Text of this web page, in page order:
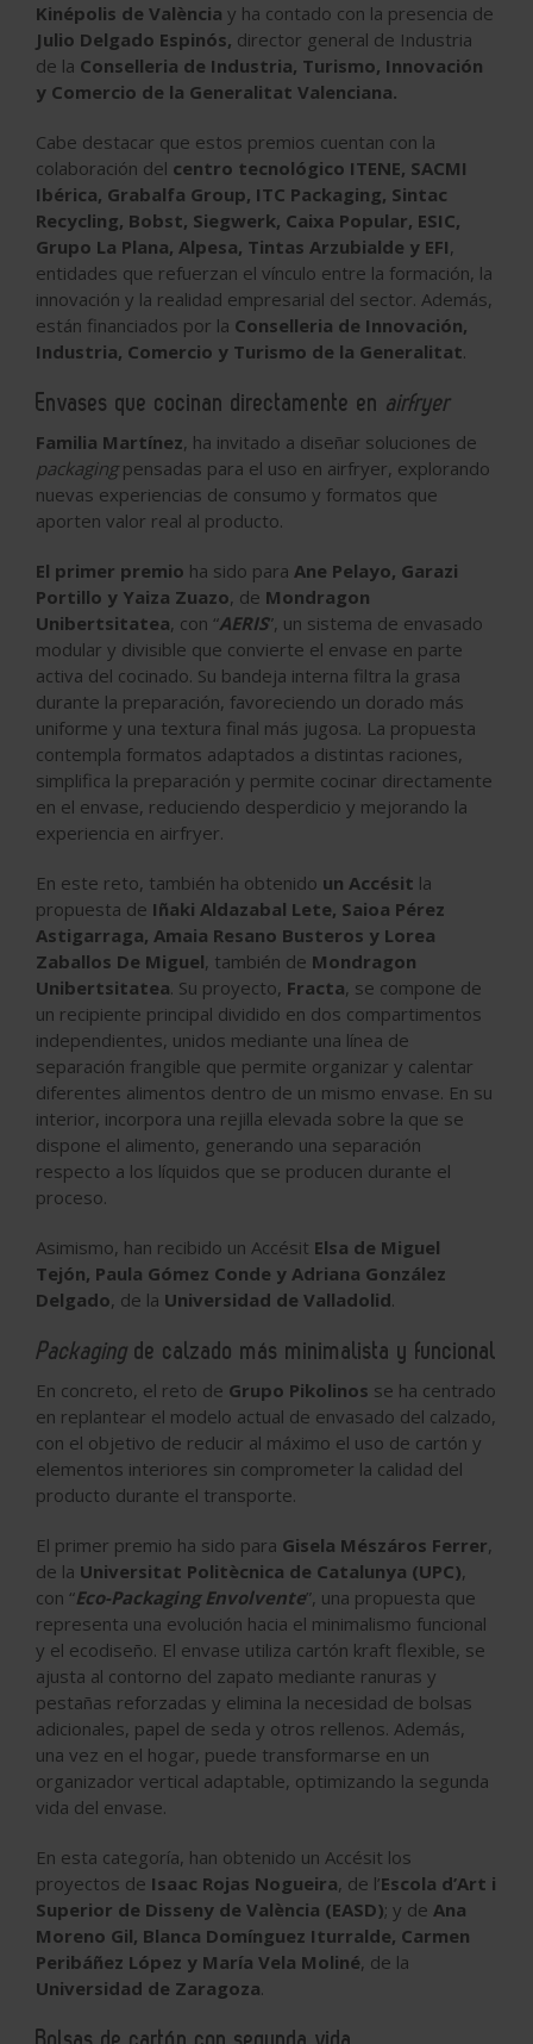
Kinépolis de València y ha contado con la presencia de
Julio Delgado Espinós, director general de Industria
de la Conselleria de Industria, Turismo, Innovación
y Comercio de la Generalitat Valenciana.
Cabe destacar que estos premios cuentan con la
colaboración del centro tecnológico ITENE, SACMI
Ibérica, Grabalfa Group, ITC Packaging, Sintac
Recycling, Bobst, Siegwerk, Caixa Popular, ESIC,
Grupo La Plana, Alpesa, Tintas Arzubialde y EFI,
entidades que refuerzan el vínculo entre la formación, la
innovación y la realidad empresarial del sector. Además,
están financiados por la Conselleria de Innovación,
Industria, Comercio y Turismo de la Generalitat.
Envases que cocinan directamente en airfryer
Familia Martínez, ha invitado a diseñar soluciones de
packagingpensadas para el uso en airfryer, explorando
nuevas experiencias de consumo y formatos que
aporten valor real al producto.
El primer premio ha sido para Ane Pelayo, Garazi
Portillo y Yaiza Zuazo, de Mondragon
Unibertsitatea, con “AERIS”, un sistema de envasado
modular y divisible que convierte el envase en parte
activa del cocinado. Su bandeja interna filtra la grasa
durante la preparación, favoreciendo un dorado más
uniforme y una textura final más jugosa. La propuesta
contempla formatos adaptados a distintas raciones,
simplifica la preparación y permite cocinar directamente
en el envase, reduciendo desperdicio y mejorando la
experiencia en airfryer.
En este reto, también ha obtenido un Accésit la
propuesta de Iñaki Aldazabal Lete, Saioa Pérez
Astigarraga, Amaia Resano Busteros y Lorea
Zaballos De Miguel, también de Mondragon
Unibertsitatea. Su proyecto, Fracta, se compone de
un recipiente principal dividido en dos compartimentos
independientes, unidos mediante una línea de
separación frangible que permite organizar y calentar
diferentes alimentos dentro de un mismo envase. En su
interior, incorpora una rejilla elevada sobre la que se
dispone el alimento, generando una separación
respecto a los líquidos que se producen durante el
proceso.
Asimismo, han recibido un Accésit Elsa de Miguel
Tejón, Paula Gómez Conde y Adriana González
Delgado, de la Universidad de Valladolid.
Packaging de calzado más minimalista y funcional
En concreto, el reto de Grupo Pikolinos se ha centrado
en replantear el modelo actual de envasado del calzado,
con el objetivo de reducir al máximo el uso de cartón y
elementos interiores sin comprometer la calidad del
producto durante el transporte.
El primer premio ha sido para Gisela Mészáros Ferrer,
de la Universitat Politècnica de Catalunya (UPC),
con “Eco-Packaging Envolvente”, una propuesta que
representa una evolución hacia el minimalismo funcional
y el ecodiseño. El envase utiliza cartón kraft flexible, se
ajusta al contorno del zapato mediante ranuras y
pestañas reforzadas y elimina la necesidad de bolsas
adicionales, papel de seda y otros rellenos. Además,
una vez en el hogar, puede transformarse en un
organizador vertical adaptable, optimizando la segunda
vida del envase.
En esta categoría, han obtenido un Accésit los
proyectos de Isaac Rojas Nogueira, de l’Escola d’Art i
Superior de Disseny de València (EASD); y de Ana
Moreno Gil, Blanca Domínguez Iturralde, Carmen
Peribáñez López y María Vela Moliné, de la
Universidad de Zaragoza.